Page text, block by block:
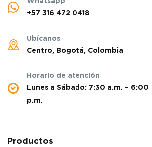
+57 316 472 0418
Ubícanos
Centro, Bogotá, Colombia
Horario de atención
Lunes a Sábado: 7:30 a.m. – 6:00
p.m.
Productos